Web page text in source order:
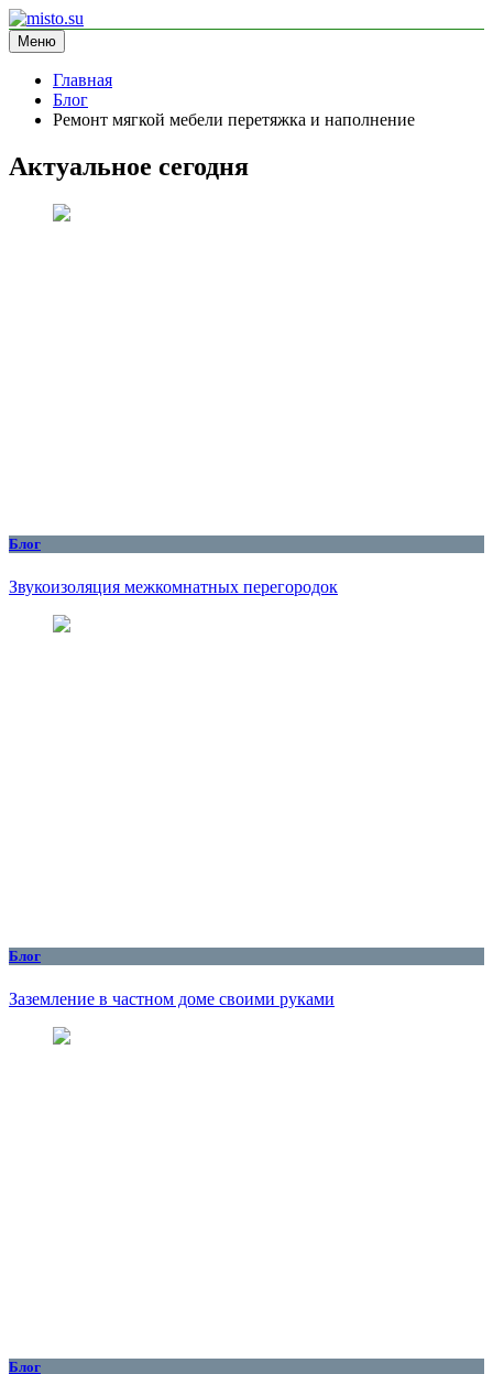
Перейти
к
содержимому
misto.su
информационный сайт
Меню
Главная
Блог
Ремонт мягкой мебели перетяжка и наполнение
Актуальное сегодня
Блог
Звукоизоляция межкомнатных перегородок
Блог
Заземление в частном доме своими руками
Блог